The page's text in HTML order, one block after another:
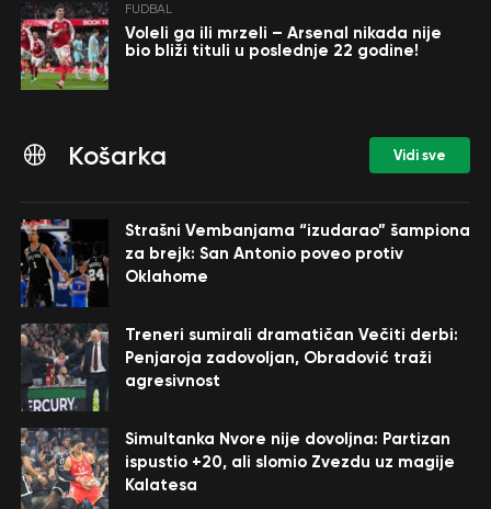
FUDBAL
Voleli ga ili mrzeli – Arsenal nikada nije
bio bliži tituli u poslednje 22 godine!
Košarka Vidi sve
Strašni Vembanjama “izudarao” šampiona
za brejk: San Antonio poveo protiv
Oklahome
Treneri sumirali dramatičan Večiti derbi:
Penjaroja zadovoljan, Obradović traži
agresivnost
Simultanka Nvore nije dovoljna: Partizan
ispustio +20, ali slomio Zvezdu uz magije
Kalatesa